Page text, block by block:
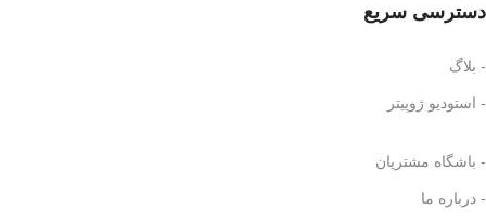
دسترسی سریع
- بلاگ
- استودیو ژوپیتر
- باشگاه مشتریان
- درباره ما